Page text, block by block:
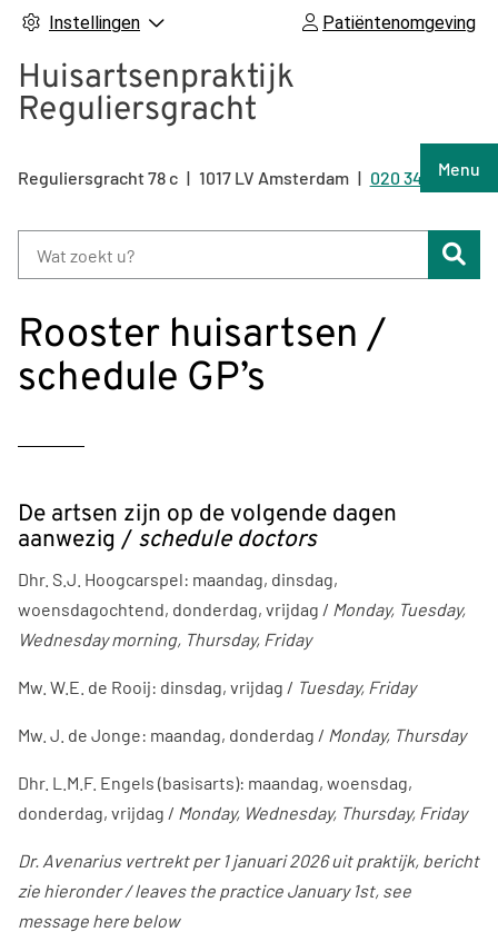
Instellingen Patiëntenomgeving
Huisartsenpraktijk
Reguliersgracht
Menu
Reguliersgracht78 c 1017 LV Amsterdam Tel:
020 344 92 47
Rooster huisartsen /
schedule GP’s
De artsen zijn op de volgende dagen
aanwezig / schedule doctors
Dhr. S.J. Hoogcarspel: maandag, dinsdag,
woensdagochtend, donderdag, vrijdag / Monday, Tuesday,
Wednesday morning, Thursday, Friday
Mw. W.E. de Rooij: dinsdag, vrijdag / Tuesday, Friday
Mw. J. de Jonge: maandag, donderdag / Monday, Thursday
Dhr. L.M.F. Engels (basisarts): maandag, woensdag,
donderdag, vrijdag / Monday, Wednesday, Thursday, Friday
Dr. Avenarius vertrekt per 1 januari 2026 uit praktijk, bericht
zie hieronder / leaves the practice January 1st, see
message here below